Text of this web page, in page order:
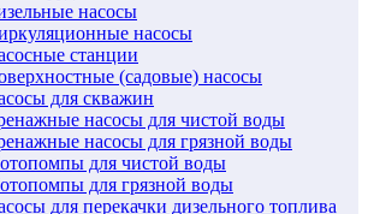
насосы
насосы
станции
(садовые) насосы
для скважин
насосы для чистой воды
насосы для грязной воды
для чистой воды
для грязной воды
для перекачки дизельного топлива